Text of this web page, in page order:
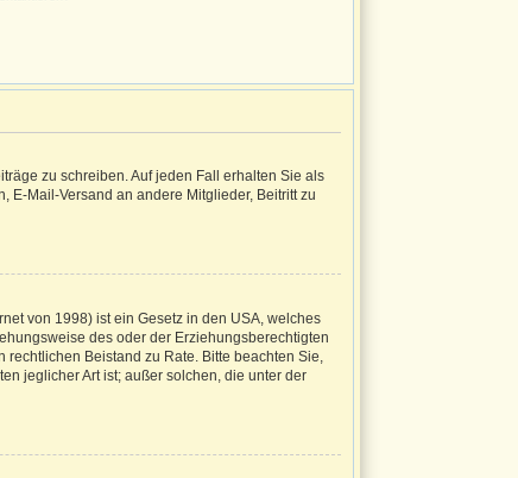
zu schreiben. Auf jeden Fall erhalten Sie als
E-Mail-Versand an andere Mitglieder, Beitritt zu
von 1998) ist ein Gesetz in den USA, welches
des oder der Erziehungsberechtigten
Beistand zu Rate. Bitte beachten Sie,
jeglicher Art ist; außer solchen, die unter der